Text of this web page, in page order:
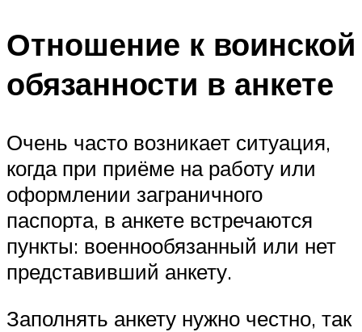
Отношение к воинской
обязанности в анкете
Очень часто возникает ситуация,
когда при приёме на работу или
оформлении заграничного
паспорта, в анкете встречаются
пункты: военнообязанный или нет
представивший анкету.
Заполнять анкету нужно честно, так